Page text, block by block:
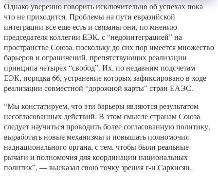
Однако уверенно говорить исключительно об успехах пока
что не приходится. Проблемы на пути евразийской
интеграции все еще есть и связаны они, по мнению
председателя коллегии ЕЭК, с “недоинтеграцией” на
пространстве Союза, поскольку до сих пор имеется множество
барьеров и ограничений, препятствующих реализации
принципа четырех “свобод”. Их, по недавним подсчетам
ЕЭК, порядка 66, устранение которых зафиксировано в ходе
реализации совместной “дорожной карты” стран ЕАЭС.
“Мы констатируем, что эти барьеры являются результатом
несогласованных действий. В этом смысле странам Союза
следует научиться проводить более согласованную политику,
выработать новые механизмы и повышать полномочия
наднационального органа, с тем, чтобы были реальные
рычаги и полномочия для координации национальных
политик”, — высказал свою точку зрения г-н Саркисян.